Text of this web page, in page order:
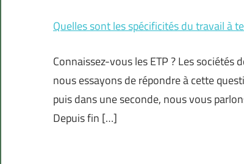
Quelles sont les spécificités du travail à
Connaissez-vous les ETP ? Les
nous essayons de répondre à cette
puis dans une seconde, nous vous
Depuis fin […]